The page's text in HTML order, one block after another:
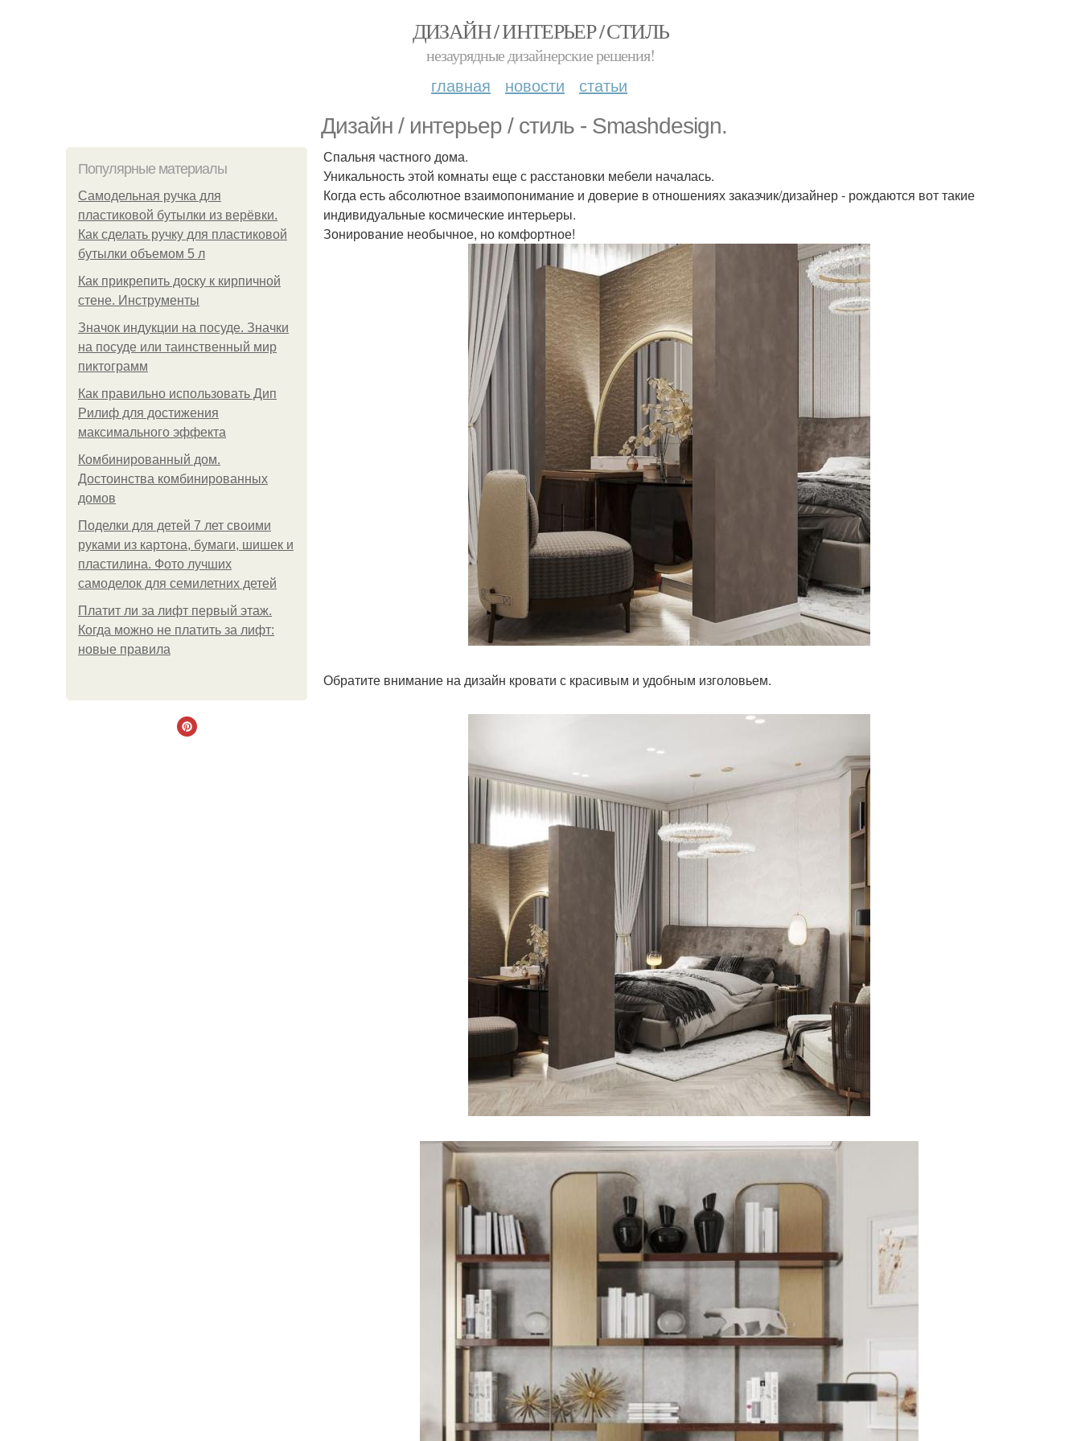
ДИЗАЙН / ИНТЕРЬЕР / СТИЛЬ
незаурядные дизайнерские решения!
главная новости статьи
Дизайн / интерьер / стиль - Smashdesign.
Популярные материалы
Самодельная ручка для
пластиковой бутылки из верёвки.
Как сделать ручку для пластиковой
бутылки объемом 5 л
Как прикрепить доску к кирпичной
стене. Инструменты
Значок индукции на посуде. Значки
на посуде или таинственный мир
пиктограмм
Как правильно использовать Дип
Рилиф для достижения
максимального эффекта
Комбинированный дом.
Достоинства комбинированных
домов
Поделки для детей 7 лет своими
руками из картона, бумаги, шишек и
пластилина. Фото лучших
самоделок для семилетних детей
Платит ли за лифт первый этаж.
Когда можно не платить за лифт:
новые правила
Спальня частного дома.
Уникальность этой комнаты еще с расстановки мебели началась.
Когда есть абсолютное взаимопонимание и доверие в отношениях заказчик/дизайнер - рождаются вот такие
индивидуальные космические интерьеры.
Зонирование необычное, но комфортное!
Обратите внимание на дизайн кровати с красивым и удобным изголовьем.